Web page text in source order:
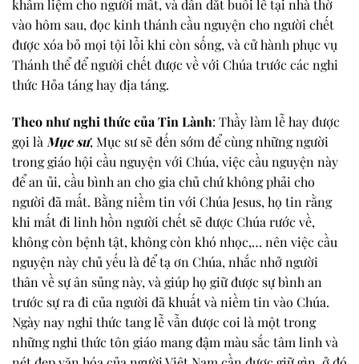
khâm liệm cho người mất, và dẫn dắt buổi lễ tại nhà thờ
vào hôm sau, đọc kinh thánh cầu nguyện cho người chết
được xóa bỏ mọi tội lỗi khi còn sống, và cử hành phục vụ
Thánh thể để người chết được về với Chúa trước các nghi
thức Hỏa táng hay địa táng.
Theo như nghi thức của Tin Lành: Thầy làm lễ hay được
gọi là Mục sư, Mục sư sẽ đến sớm để cùng những người
trong giáo hội cầu nguyện với Chúa, việc cầu nguyện này
để an ủi, cầu bình an cho gia chủ chứ không phải cho
người đã mất. Bằng niềm tin với Chúa Jesus, họ tin rằng
khi mất đi linh hồn người chết sẽ được Chúa rước về,
không còn bệnh tật, không còn khó nhọc,… nên việc cầu
nguyện này chủ yếu là để tạ ơn Chúa, nhắc nhở người
thân về sự ân sủng này, và giúp họ giữ được sự bình an
trước sự ra đi của người đã khuất và niềm tin vào Chúa.
Ngày nay nghi thức tang lễ vẫn được coi là một trong
những nghi thức tôn giáo mang đậm màu sắc tâm linh và